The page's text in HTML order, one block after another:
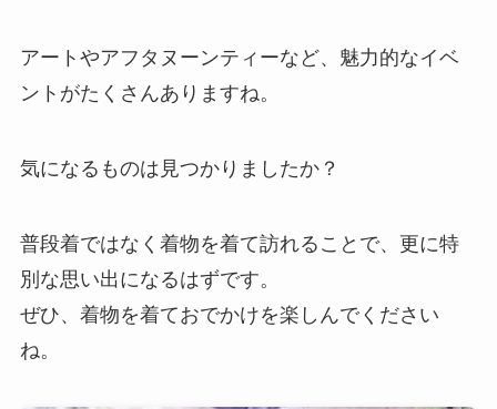
アートやアフタヌーンティーなど、魅力的なイベ
ントがたくさんありますね。
気になるものは見つかりましたか？
普段着ではなく着物を着て訪れることで、更に特
別な思い出になるはずです。
ぜひ、着物を着ておでかけを楽しんでください
ね。